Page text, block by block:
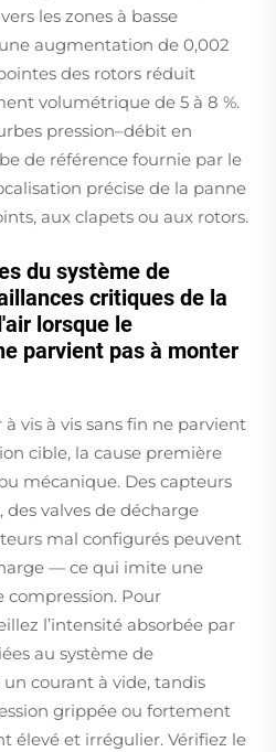
les zones à basse
augmentation de 0,002
des rotors réduit
volumétrique de 5 à 8 %.
pression–débit en
de référence fournie par le
précise de la panne
aux clapets ou aux rotors.
du système de
critiques de la
lorsque le
parvient pas à monter
vis à vis sans fin ne parvient
cible, la cause première
mécanique. Des capteurs
valves de décharge
mal configurés peuvent
— ce qui imite une
compression. Pour
l’intensité absorbée par
au système de
courant à vide, tandis
grippée ou fortement
élevé et irrégulier. Vérifiez le